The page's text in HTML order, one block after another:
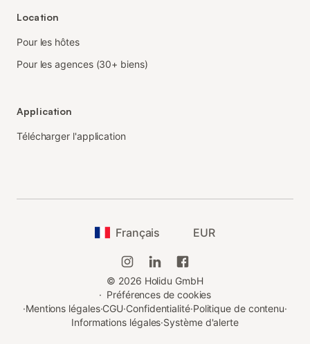
Location
Pour les hôtes
Pour les agences (30+ biens)
Application
Télécharger l'application
Français EUR
© 2026 Holidu GmbH
· Préférences de cookies
·Mentions légales·CGU·Confidentialité·Politique de contenu·
Informations légales·Système d'alerte